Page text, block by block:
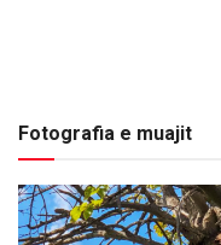
Fotografia e muajit